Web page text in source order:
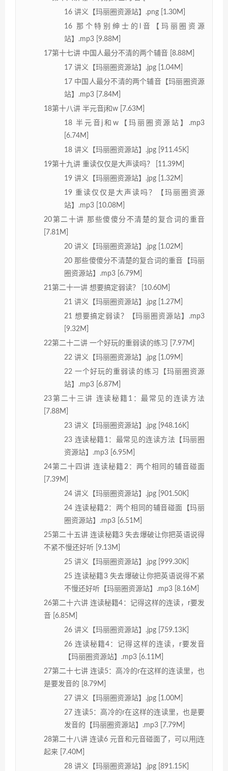
16 讲义【玛丽圈资源站】.png [1.30M]
16 那个特别绅士的l音【玛丽圈资源
站】.mp3 [9.88M]
17第十七讲 中国人最分不清的两个辅音 [8.88M]
17 讲义【玛丽圈资源站】.jpg [1.04M]
17 中国人最分不清的两个辅音【玛丽圈资源
站】.mp3 [7.84M]
18第十八讲 半元音j和w [7.63M]
18 半元音j和w【玛丽圈资源站】.mp3
[6.74M]
18 讲义【玛丽圈资源站】.jpg [911.45K]
19第十九讲 重读仅仅是大声读吗？ [11.39M]
19 讲义【玛丽圈资源站】.jpg [1.32M]
19 重读仅仅是大声读吗？【玛丽圈资源
站】.mp3 [10.08M]
20第二十讲 那些傻傻分不清楚的复合词的重音
[7.81M]
20 讲义【玛丽圈资源站】.jpg [1.02M]
20 那些傻傻分不清楚的复合词的重音【玛丽
圈资源站】.mp3 [6.79M]
21第二十一讲 想要搞定弱读？ [10.60M]
21 讲义【玛丽圈资源站】.jpg [1.27M]
21 想要搞定弱读？【玛丽圈资源站】.mp3
[9.32M]
22第二十二讲 一个好玩的重弱读的练习 [7.97M]
22 讲义【玛丽圈资源站】.jpg [1.09M]
22 一个好玩的重弱读的练习【玛丽圈资源
站】.mp3 [6.87M]
23第二十三讲 连读秘籍1：最常见的连读方法
[7.88M]
23 讲义【玛丽圈资源站】.jpg [948.16K]
23 连读秘籍1：最常见的连读方法【玛丽圈
资源站】.mp3 [6.95M]
24第二十四讲 连读秘籍2：两个相同的辅音碰面
[7.39M]
24 讲义【玛丽圈资源站】.jpg [901.50K]
24 连读秘籍2：两个相同的辅音碰面【玛丽
圈资源站】.mp3 [6.51M]
25第二十五讲 连读秘籍3 失去爆破让你把英语说得
不紧不慢还好听 [9.13M]
25 讲义【玛丽圈资源站】.jpg [999.30K]
25 连读秘籍3 失去爆破让你把英语说得不紧
不慢还好听【玛丽圈资源站】.mp3 [8.16M]
26第二十六讲 连读秘籍4：记得这样的连读，r要发
音 [6.85M]
26 讲义【玛丽圈资源站】.jpg [759.13K]
26 连读秘籍4：记得这样的连读，r要发音
【玛丽圈资源站】.mp3 [6.11M]
27第二十七讲 连读5：高冷的r在这样的连读里，也
是要发音的 [8.79M]
27 讲义【玛丽圈资源站】.jpg [1.00M]
27 连读5：高冷的r在这样的连读里，也是要
发音的【玛丽圈资源站】.mp3 [7.79M]
28第二十八讲 连读6 元音和元音碰面了，可以用j连
起来 [7.40M]
28 讲义【玛丽圈资源站】.jpg [891.15K]